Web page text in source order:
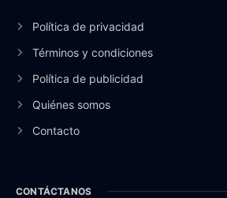
Política de privacidad
Términos y condiciones
Política de publicidad
Quiénes somos
Contacto
CONTÁCTANOS